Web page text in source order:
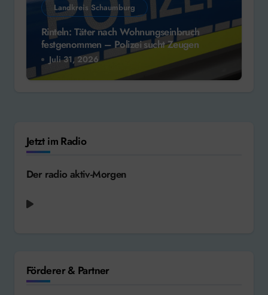
Landkreis Schaumburg
Rinteln: Täter nach Wohnungseinbruch
festgenommen – Polizei sucht Zeugen
Juli 31, 2026
Jetzt im Radio
Der radio aktiv-Morgen
Förderer & Partner